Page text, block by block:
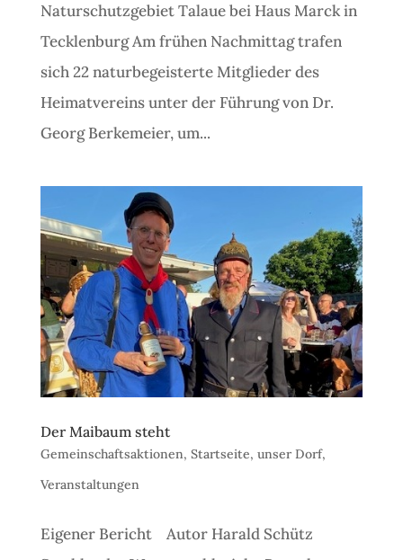
Naturschutzgebiet Talaue bei Haus Marck in
Tecklenburg Am frühen Nachmittag trafen
sich 22 naturbegeisterte Mitglieder des
Heimatvereins unter der Führung von Dr.
Georg Berkemeier, um...
Der Maibaum steht
Gemeinschaftsaktionen, Startseite, unser Dorf,
Veranstaltungen
Eigener Bericht Autor Harald Schütz